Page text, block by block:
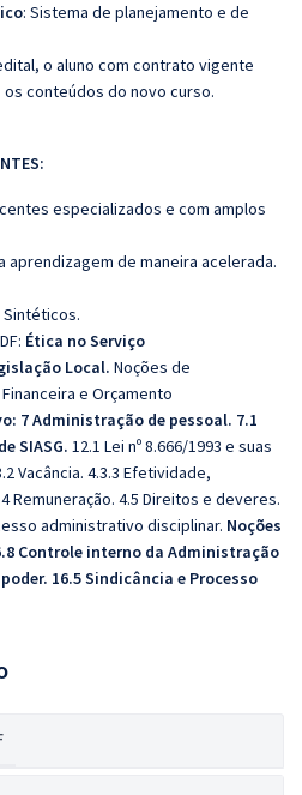
: Sistema de planejamento e de
o aluno com contrato vigente
conteúdos do novo curso.
especializados e com amplos
aprendizagem de maneira acelerada.
Sintéticos.
Ética no Serviço
Local. Noções de
e Orçamento
7 Administração de pessoal. 7.1
SIASG. 12.1 Lei nº 8.666/1993 e suas
Vacância. 4.3.3 Efetividade,
Remuneração. 4.5 Direitos e deveres.
administrativo disciplinar. Noções
Controle interno da Administração
16.5 Sindicância e Processo